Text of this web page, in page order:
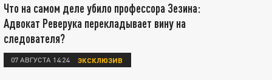
Что на самом деле убило профессора Зезина:
Адвокат Реверука перекладывает вину на
следователя?
07 АВГУСТА 14:24 ЭКСКЛЮЗИВ